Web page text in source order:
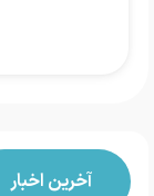
آخرین اخبار